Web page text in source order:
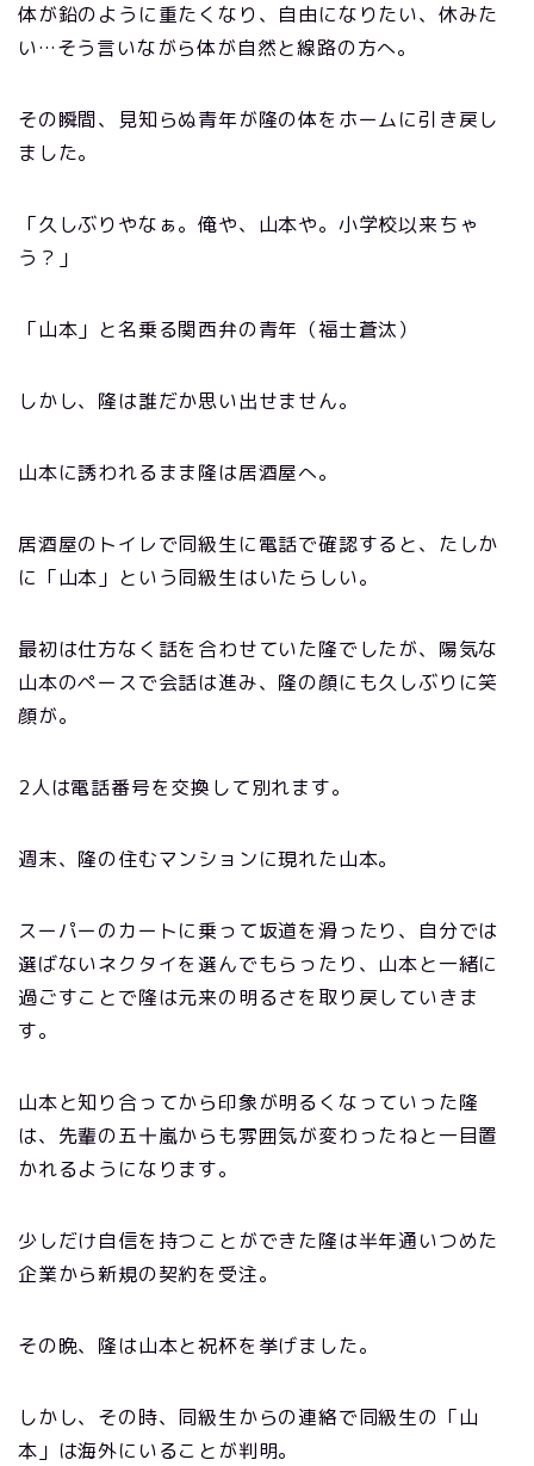
体が鉛のように重たくなり、自由になりたい、休みた
い…そう言いながら体が自然と線路の方へ。
その瞬間、見知らぬ青年が隆の体をホームに引き戻し
ました。
「久しぶりやなぁ。俺や、山本や。小学校以来ちゃ
う？」
「山本」と名乗る関西弁の青年（福士蒼汰）
しかし、隆は誰だか思い出せません。
山本に誘われるまま隆は居酒屋へ。
居酒屋のトイレで同級生に電話で確認すると、たしか
に「山本」という同級生はいたらしい。
最初は仕方なく話を合わせていた隆でしたが、陽気な
山本のペースで会話は進み、隆の顔にも久しぶりに笑
顔が。
2人は電話番号を交換して別れます。
週末、隆の住むマンションに現れた山本。
スーパーのカートに乗って坂道を滑ったり、自分では
選ばないネクタイを選んでもらったり、山本と一緒に
過ごすことで隆は元来の明るさを取り戻していきま
す。
山本と知り合ってから印象が明るくなっていった隆
は、先輩の五十嵐からも雰囲気が変わったねと一目置
かれるようになります。
少しだけ自信を持つことができた隆は半年通いつめた
企業から新規の契約を受注。
その晩、隆は山本と祝杯を挙げました。
しかし、その時、同級生からの連絡で同級生の「山
本」は海外にいることが判明。